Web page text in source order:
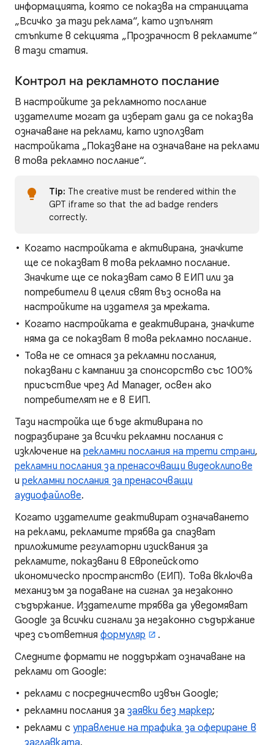
информацията, която се показва на страницата
„Всичко за тази реклама“, като изпълнят
стъпките в секцията „Прозрачност в рекламите“
в тази статия.
Контрол на рекламното послание
В настройките за рекламното послание
издателите могат да изберат дали да се показва
означаване на реклами, като използват
настройката „Показване на означаване на реклами
в това рекламно послание“.
Tip: The creative must be rendered within the
GPT iframe so that the ad badge renders
correctly.
Когато настройката е активирана, значките
ще се показват в това рекламно послание.
Значките ще се показват само в ЕИП или за
потребители в целия свят въз основа на
настройките на издателя за мрежата.
Когато настройката е деактивирана, значките
няма да се показват в това рекламно послание.
Това не се отнася за рекламни послания,
показвани с кампании за спонсорство със 100%
присъствие чрез Ad Manager, освен ако
потребителят не е в ЕИП.
Тази настройка ще бъде активирана по
подразбиране за всички рекламни послания с
изключение нарекламни послания на трети страни,
рекламни послания за пренасочващи видеоклипове
ирекламни послания за пренасочващи
аудиофайлове.
Когато издателите деактивират означаването
на реклами, рекламите трябва да спазват
приложимите регулаторни изисквания за
рекламите, показвани в Европейското
икономическо пространство (ЕИП). Това включва
механизъм за подаване на сигнал за незаконно
съдържание. Издателите трябва да уведомяват
Google за всички сигнали за незаконно съдържание
чрез съответнияформуляр
.
Следните формати не поддържат означаване на
реклами от Google:
реклами с посредничество извън Google;
рекламни послания за заявки без маркер;
реклами с управление на трафика за офериране в
заглавката.